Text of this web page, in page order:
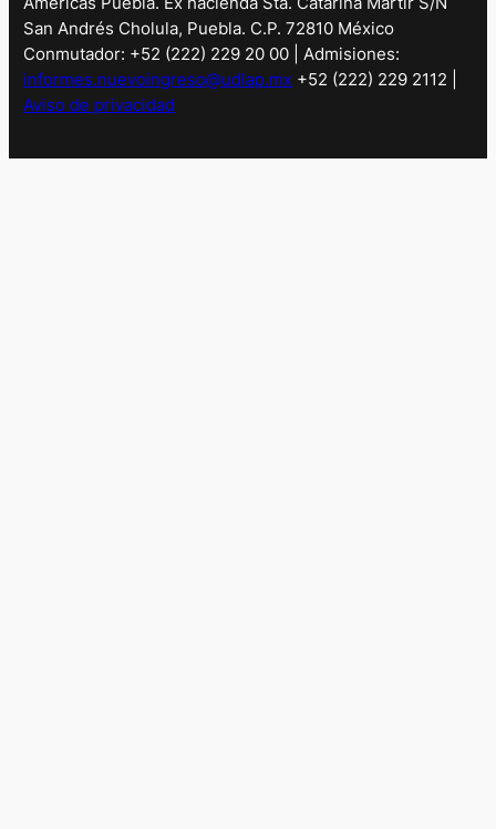
San Andrés Cholula, Puebla. C.P. 72810 México
Conmutador: +52 (222) 229 20 00 | Admisiones:
informes.nuevoingreso@udlap.mx +52 (222) 229 2112 |
Aviso de privacidad